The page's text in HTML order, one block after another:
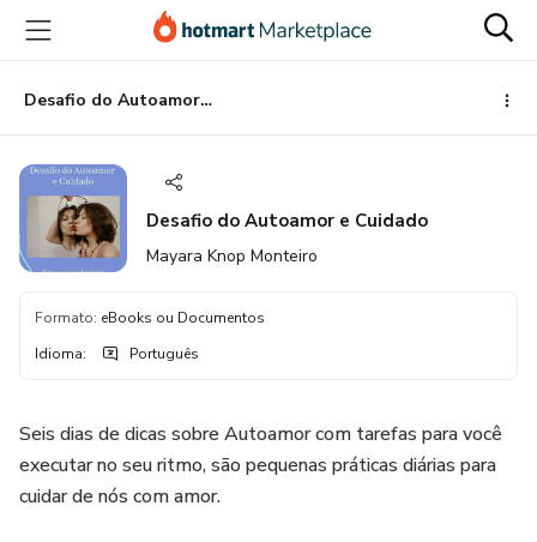
para
conteúdo
principal
para
pagamento
para
rodapé
Desafio do Autoamor e Cuidado
Desafio do Autoamor e Cuidado
Mayara Knop Monteiro
Formato: eBooks ou Documentos
Idioma: Português
Seis dias de dicas sobre Autoamor com tarefas para você
executar no seu ritmo, são pequenas práticas diárias para
cuidar de nós com amor.